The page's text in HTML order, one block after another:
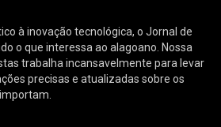
à inovação tecnológica, o Jornal de
o que interessa ao alagoano. Nossa
trabalha incansavelmente para levar
precisas e atualizadas sobre os